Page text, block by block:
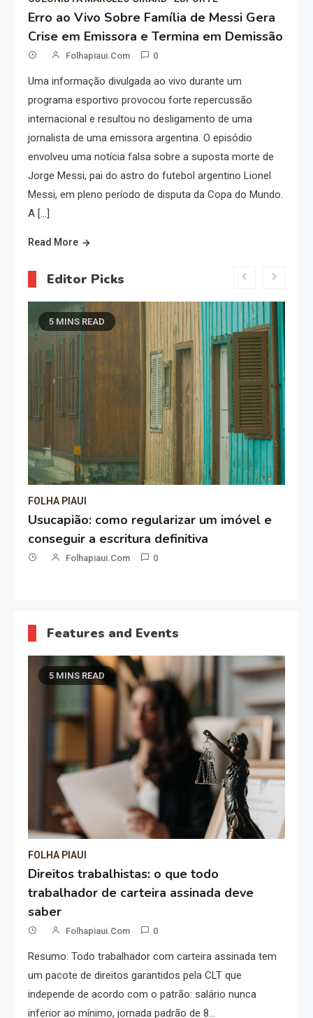
Erro ao Vivo Sobre Família de Messi Gera
Crise em Emissora e Termina em Demissão
Folhapiaui.com 0
Uma informação divulgada ao vivo durante um
programa esportivo provocou forte repercussão
internacional e resultou no desligamento de uma
jornalista de uma emissora argentina. O episódio
envolveu uma notícia falsa sobre a suposta morte de
Jorge Messi, pai do astro do futebol argentino Lionel
Messi, em pleno período de disputa da Copa do Mundo.
A […]
Read More
Editor Picks
5 MINS READ
FOLHA PIAUI
Usucapião: como regularizar um imóvel e
conseguir a escritura definitiva
Folhapiaui.com 0
Features and Events
5 MINS READ
FOLHA PIAUI
Direitos trabalhistas: o que todo
trabalhador de carteira assinada deve
saber
Folhapiaui.com 0
Resumo: Todo trabalhador com carteira assinada tem
um pacote de direitos garantidos pela CLT que
independe de acordo com o patrão: salário nunca
inferior ao mínimo, jornada padrão de 8…